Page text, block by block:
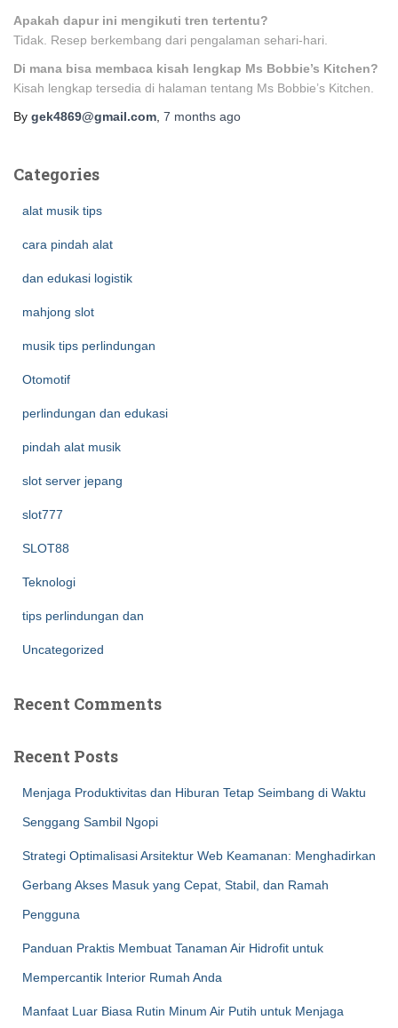
Apakah dapur ini mengikuti tren tertentu?
Tidak. Resep berkembang dari pengalaman sehari-hari.
Di mana bisa membaca kisah lengkap Ms Bobbie’s Kitchen?
Kisah lengkap tersedia di halaman tentang Ms Bobbie’s Kitchen.
By gek4869@gmail.com 7 months ago
Categories
alat musik tips
cara pindah alat
dan edukasi logistik
mahjong slot
musik tips perlindungan
Otomotif
perlindungan dan edukasi
pindah alat musik
slot server jepang
slot777
SLOT88
Teknologi
tips perlindungan dan
Uncategorized
Recent Comments
Recent Posts
Menjaga Produktivitas dan Hiburan Tetap Seimbang di Waktu
Senggang Sambil Ngopi
Strategi Optimalisasi Arsitektur Web Keamanan: Menghadirkan
Gerbang Akses Masuk yang Cepat, Stabil, dan Ramah
Pengguna
Panduan Praktis Membuat Tanaman Air Hidrofit untuk
Mempercantik Interior Rumah Anda
Manfaat Luar Biasa Rutin Minum Air Putih untuk Menjaga